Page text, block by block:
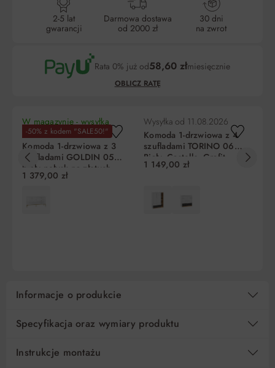
2-5 lat
gwarancji
Darmowa dostawa
od 2000 zł
30 dni
na zwrot
Rata 0% już od58,60 złmiesięcznie
OBLICZ RATĘ
Liczba
rat
Miesięczna RRSO
879,00 zł
Regulamin
-50% z kodem "SALE50!"
W magazynie - wysyłka
dzisiaj!
Komoda 1-drzwiowa z 3
szufladami GOLDIN 05
biały połysk na złotych
nogach
1 379,00 zł
Wysyłka od 11.08.2026
Komoda 1-drzwiowa z 4
szufladami TORINO 06
Biały, Castello, Grafit
1 149,00 zł
Informacje o produkcie
Specyfikacja oraz wymiary produktu
Instrukcje montażu